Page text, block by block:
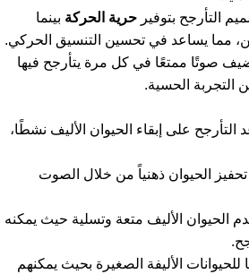
التأرجح بتوفير حرية الحركة بينما
مما يساعد في تحسين التنسيق الحركي.
صوتًا ممتعًا في كل مرة يتأرجح فيها
التجربة الحسية.
التأرجح على إبقاء الحيوان الأليف نشطًا،
الحيوان ذهنياً من خلال الصوت
الحيوان الأليف متعة وتسلية حيث يمكنه
الأليفة الصغيرة بحيث يمكنهم